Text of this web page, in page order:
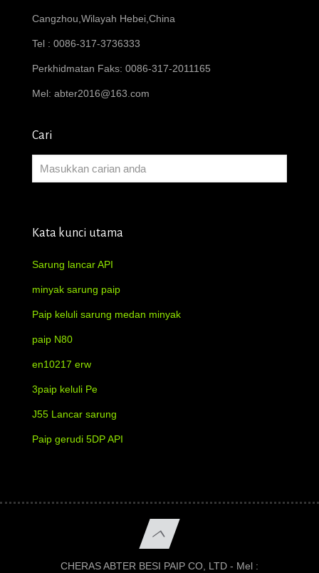
Cangzhou,Wilayah Hebei,China
Tel : 0086-317-3736333
Perkhidmatan Faks: 0086-317-2011165
Mel: abter2016@163.com
Cari
Kata kunci utama
Sarung lancar API
minyak sarung paip
Paip keluli sarung medan minyak
paip N80
en10217 erw
3paip keluli Pe
J55 Lancar sarung
Paip gerudi 5DP API
CHERAS ABTER BESI PAIP CO, LTD - Mel :